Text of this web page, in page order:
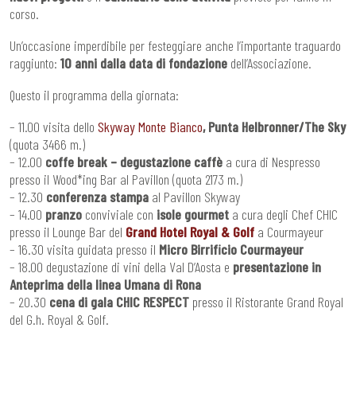
corso.
Un’occasione imperdibile per festeggiare anche l’importante traguardo
raggiunto: 10 anni dalla data di fondazione dell’Associazione.
Questo il programma della giornata:
– 11.00 visita dello Skyway Monte Bianco, Punta Helbronner/The Sky
(quota 3466 m.)
– 12.00 coffe break – degustazione caffè a cura di Nespresso
presso il Wood*ing Bar al Pavillon (quota 2173 m.)
– 12.30 conferenza stampa al Pavillon Skyway
– 14.00 pranzo conviviale con isole gourmet a cura degli Chef CHIC
presso il Lounge Bar del Grand Hotel Royal & Golf a Courmayeur
– 16.30 visita guidata presso il Micro Birrificio Courmayeur
– 18.00 degustazione di vini della Val D’Aosta e presentazione in
Anteprima della linea Umana di Rona
– 20.30 cena di gala CHIC RESPECT presso il Ristorante Grand Royal
del G.h. Royal & Golf.